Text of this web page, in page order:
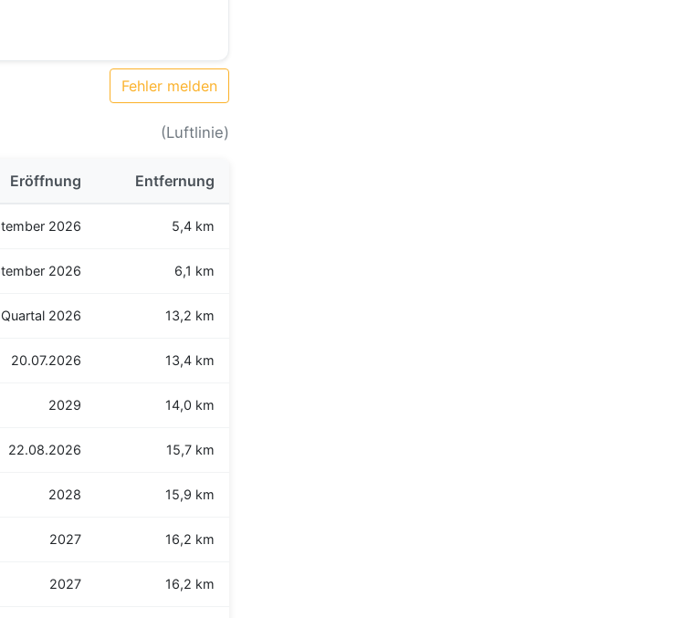
Fehler melden
(Luftlinie)
Eröffnung Entfernung
2026 5,4 km
2026 6,1 km
2026 13,2 km
20.07.2026 13,4 km
2029 14,0 km
22.08.2026 15,7 km
2028 15,9 km
2027 16,2 km
2027 16,2 km